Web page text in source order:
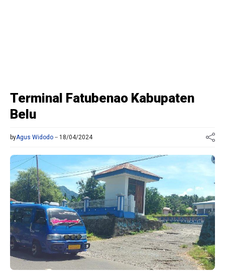
Terminal Fatubenao Kabupaten
Belu
byAgus Widodo 18/04/2024